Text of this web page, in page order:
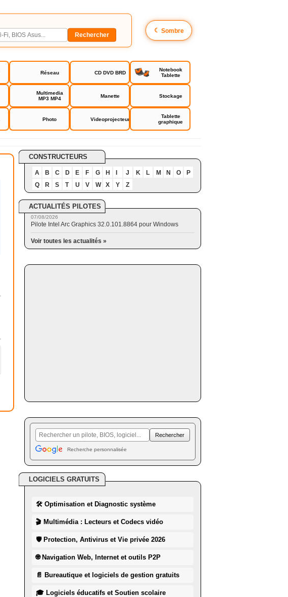
☾ Sombre
Réseau CD DVD BRD
Notebook
Tablette
Multimedia
MP3 MP4
Manette Stockage
Photo Videoprojecteur
Tablette
graphique
CONSTRUCTEURS
A B C D E F G H J K L M N O
P
Q
R S T U V W X Y Z
ACTUALITÉS PILOTES
07/08/2026
Pilote Intel Arc Graphics 32.0.101.8864 pour Windows
Voir toutes les actualités »
Recherche personnalisée
LOGICIELS GRATUITS
🛠 Optimisation et Diagnostic système
🎬 Multimédia : Lecteurs et Codecs vidéo
🛡 Protection, Antivirus et Vie privée 2026
🌐 Navigation Web, Internet et outils P2P
📄 Bureautique et logiciels de gestion gratuits
🎓 Logiciels éducatifs et Soutien scolaire